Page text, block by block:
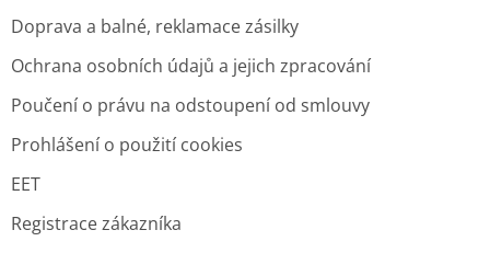
Doprava a balné, reklamace zásilky
Ochrana osobních údajů a jejich zpracování
Poučení o právu na odstoupení od smlouvy
Prohlášení o použití cookies
EET
Registrace zákazníka